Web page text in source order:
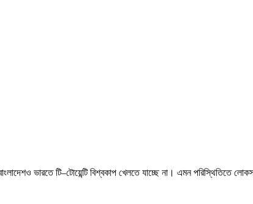
ভারতে টি–টোয়েন্টি বিশ্বকাপ খেলতে যাচ্ছে না। এমন পরিস্থিতিতে